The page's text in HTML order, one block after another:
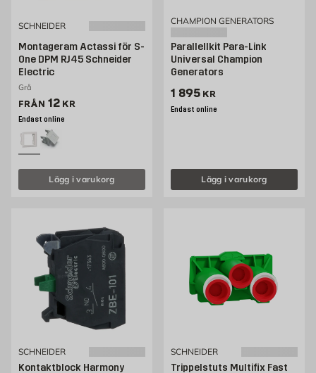
SCHNEIDER
Montageram Actassi för S-
One DPM RJ45 Schneider
Electric
Grå
FRÅN Pris 12 kr
12 KR
Endast online
Lägg i varukorg
CHAMPION GENERATORS
Parallellkit Para-Link
Universal Champion
Generators
Pris 1895 kr
1 895 KR
Endast online
Lägg i varukorg
SCHNEIDER
Kontaktblock Harmony
SCHNEIDER
Trippelstuts Multifix Fast